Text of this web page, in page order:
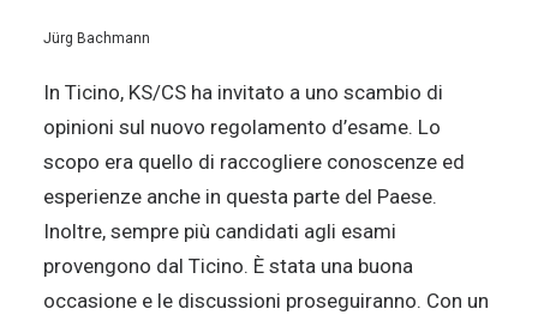
Jürg Bachmann
In Ticino, KS/CS ha invitato a uno scambio di
opinioni sul nuovo regolamento d’esame. Lo
scopo era quello di raccogliere conoscenze ed
esperienze anche in questa parte del Paese.
Inoltre, sempre più candidati agli esami
provengono dal Ticino. È stata una buona
occasione e le discussioni proseguiranno. Con un